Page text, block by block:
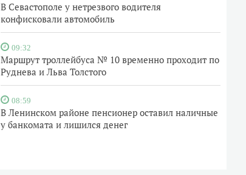
В Севастополе у нетрезвого водителя
конфисковали автомобиль
09:32
Маршрут троллейбуса № 10 временно проходит по
Руднева и Льва Толстого
08:59
В Ленинском районе пенсионер оставил наличные
у банкомата и лишился денег